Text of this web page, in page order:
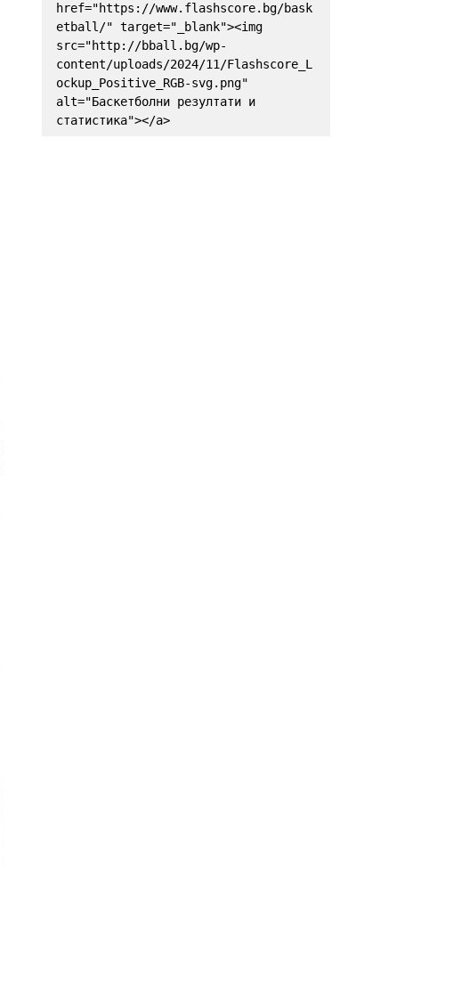
href="https://www.flashscore.bg/bask
etball/" target="_blank"><img
src="http://bball.bg/wp-
content/uploads/2024/11/Flashscore_L
ockup_Positive_RGB-svg.png"
alt="Баскетболни резултати и
статистика"></a>